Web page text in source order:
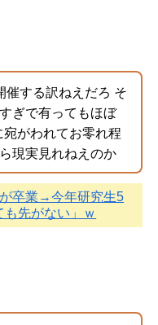
催する訳ねえだろ そ
ぎで有ってもほぼ
がわれてお零れ程
現実見れねえのか
が卒業→今年研究生5
先がない」ｗ